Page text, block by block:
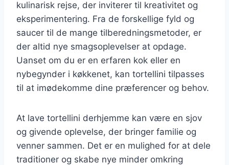
kulinarisk rejse, der inviterer til kreativitet og
eksperimentering. Fra de forskellige fyld og
saucer til de mange tilberedningsmetoder, er
der altid nye smagsoplevelser at opdage.
Uanset om du er en erfaren kok eller en
nybegynder i køkkenet, kan tortellini tilpasses
til at imødekomme dine præferencer og behov.
At lave tortellini derhjemme kan være en sjov
og givende oplevelse, der bringer familie og
venner sammen. Det er en mulighed for at dele
traditioner og skabe nye minder omkring